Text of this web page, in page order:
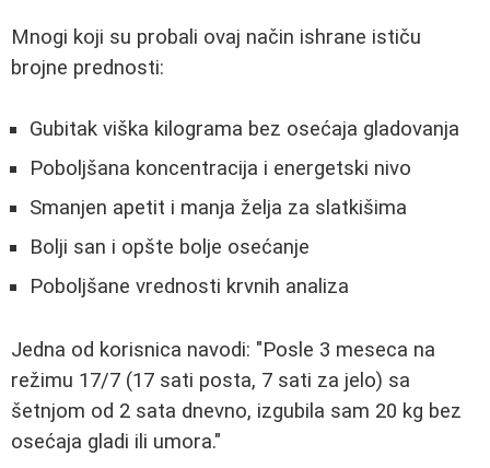
Mnogi koji su probali ovaj način ishrane ističu
brojne prednosti:
Gubitak viška kilograma bez osećaja gladovanja
Poboljšana koncentracija i energetski nivo
Smanjen apetit i manja želja za slatkišima
Bolji san i opšte bolje osećanje
Poboljšane vrednosti krvnih analiza
Jedna od korisnica navodi: "Posle 3 meseca na
režimu 17/7 (17 sati posta, 7 sati za jelo) sa
šetnjom od 2 sata dnevno, izgubila sam 20 kg bez
osećaja gladi ili umora."